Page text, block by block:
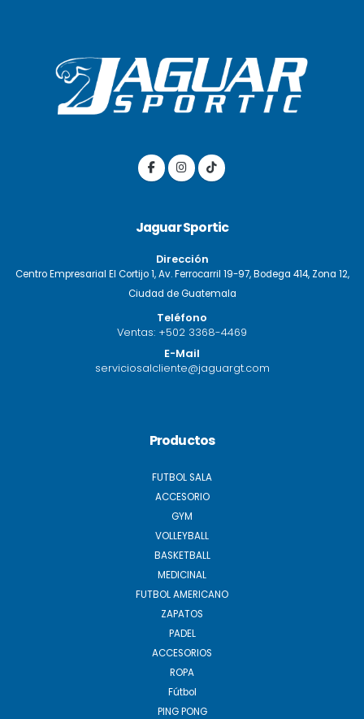
Jaguar Sportic
Dirección
Centro Empresarial El Cortijo 1, Av. Ferrocarril 19-97, Bodega 414, Zona 12,
Ciudad de Guatemala
Teléfono
Ventas: +502 3368-4469
E-Mail
serviciosalcliente@jaguargt.com
Productos
FUTBOL SALA
ACCESORIO
GYM
VOLLEYBALL
BASKETBALL
MEDICINAL
FUTBOL AMERICANO
ZAPATOS
PADEL
ACCESORIOS
ROPA
Fútbol
PING PONG